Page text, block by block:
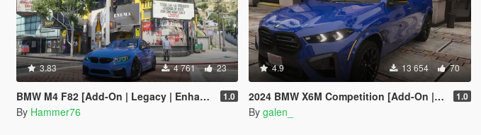
3.83 4 761 23
BMW M4 F82 [Add-On | Legacy | Enhanced] 1.0
By Hammer76
4.9 13 654 70
2024 BMW X6M Competition [Add-On | Tuning | Legacy | Enhanced] 1.0
By galen_